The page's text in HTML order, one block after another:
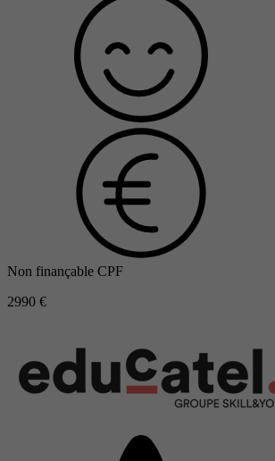
Non finançable CPF
2990 €